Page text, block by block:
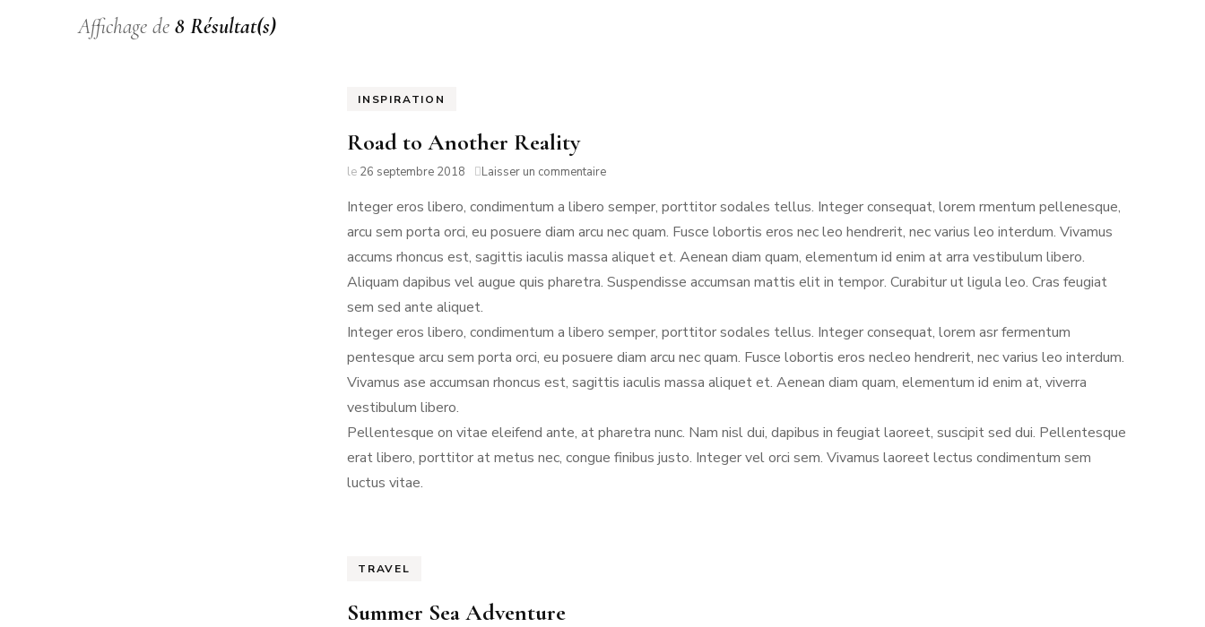
SAINT-MALO
NORMANDIE
PARIS
Affichage de 8 Résultat(s)
INSPIRATION
Road to Another Reality
le 26 septembre 2018 Laisser un commentairesur
to
Reality
Integer eros libero, condimentum a libero semper, porttitor sodales tellus. Integer consequat, lorem rmentum pellenesque,
arcu sem porta orci, eu posuere diam arcu nec quam. Fusce lobortis eros nec leo hendrerit, nec varius leo interdum. Vivamus
accums rhoncus est, sagittis iaculis massa aliquet et. Aenean diam quam, elementum id enim at arra vestibulum libero.
Aliquam dapibus vel augue quis pharetra. Suspendisse accumsan mattis elit in tempor. Curabitur ut ligula leo. Cras feugiat
sem sed ante aliquet.
Integer eros libero, condimentum a libero semper, porttitor sodales tellus. Integer consequat, lorem asr fermentum
pentesque arcu sem porta orci, eu posuere diam arcu nec quam. Fusce lobortis eros necleo hendrerit, nec varius leo interdum.
Vivamus ase accumsan rhoncus est, sagittis iaculis massa aliquet et. Aenean diam quam, elementum id enim at, viverra
vestibulum libero.
Pellentesque on vitae eleifend ante, at pharetra nunc. Nam nisl dui, dapibus in feugiat laoreet, suscipit sed dui. Pellentesque
erat libero, porttitor at metus nec, congue finibus justo. Integer vel orci sem. Vivamus laoreet lectus condimentum sem
luctus vitae.
TRAVEL
Summer Sea Adventure